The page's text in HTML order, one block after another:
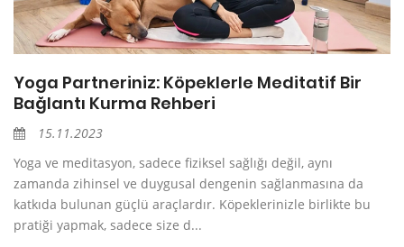
Yoga Partneriniz: Köpeklerle Meditatif Bir
Bağlantı Kurma Rehberi
15.11.2023
Yoga ve meditasyon, sadece fiziksel sağlığı değil, aynı
zamanda zihinsel ve duygusal dengenin sağlanmasına da
katkıda bulunan güçlü araçlardır. Köpeklerinizle birlikte bu
pratiği yapmak, sadece size d...